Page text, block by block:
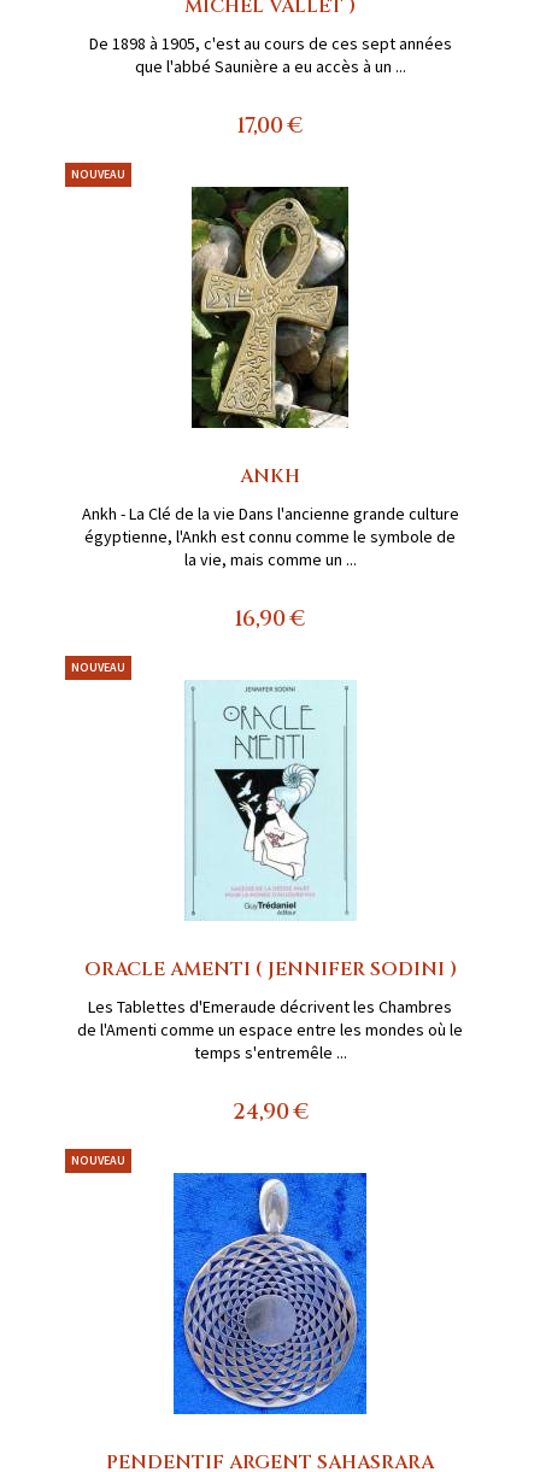
MICHEL VALLET )
De 1898 à 1905, c'est au cours de ces sept années
que l'abbé Saunière a eu accès à un ...
17,00 €
NOUVEAU
ANKH
Ankh - La Clé de la vie Dans l'ancienne grande culture
égyptienne, l'Ankh est connu comme le symbole de
la vie, mais comme un ...
16,90 €
NOUVEAU
ORACLE AMENTI ( JENNIFER SODINI )
Les Tablettes d'Emeraude décrivent les Chambres
de l'Amenti comme un espace entre les mondes où le
temps s'entremêle ...
24,90 €
NOUVEAU
PENDENTIF ARGENT SAHASRARA